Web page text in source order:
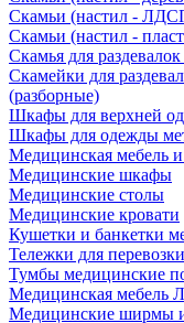
Скамьи (настил -
Скамьи (настил -
Скамья для
Скамейки для
(разборные)
Шкафы для верхней
Шкафы для одежды
Медицинская мебель и
Медицинские шкафы
Медицинские столы
Медицинские кровати
Кушетки и банкетки
Тележки для
Тумбы медицинские
Медицинская мебель
Медицинские ширмы